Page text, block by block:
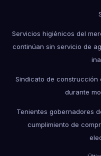
Servicios higiénicos del
continúan sin servicio de
Sindicato de construcción
durante
Tenientes gobernadores
cumplimiento de